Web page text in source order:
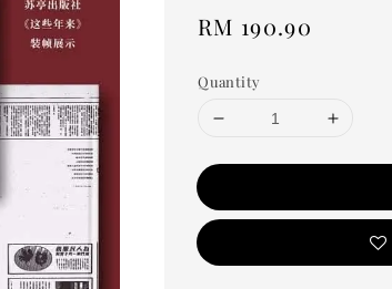
Regular
RM 190.90
Quantity